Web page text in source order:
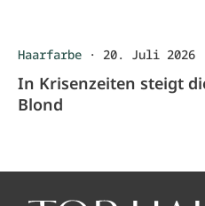
Haarfarbe · 20. Juli 2026
In Krisenzeiten steigt
Blond